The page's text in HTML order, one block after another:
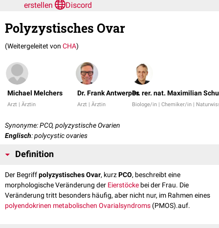
erstellen
Discord
Polyzystisches Ovar
(Weitergeleitet von CHA)
Michael Melchers
Arzt | Ärztin
Dr. Frank Antwerpes
Arzt | Ärztin
Dr. rer. nat. Maximilian
Biologe/in | Chemiker/in |
Synonyme: PCO, polyzystische Ovarien
Englisch: polycystic ovaries
Definition
Der Begriffpolyzystisches Ovar, kurzPCO, beschreibt eine
morphologische Veränderung der Eierstöcke bei der Frau. Die
Veränderung tritt besonders häufig, aber nicht nur, im Rahmen eines
polyendokrinen metabolischen Ovarialsyndroms (PMOS).auf.